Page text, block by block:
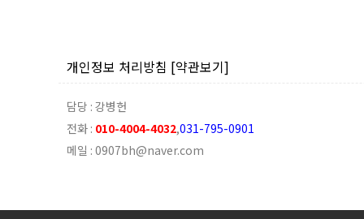
개인정보 처리방침 [약관보기]
담당 : 강병헌
전화 : 010-4004-4032,031-795-0901
메일 : 0907bh@naver.com